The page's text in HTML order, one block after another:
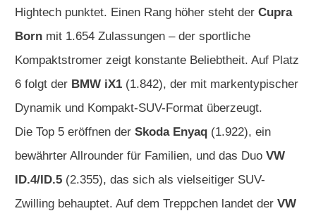
Hightech punktet. Einen Rang höher steht der Cupra
Born mit 1.654 Zulassungen – der sportliche
Kompaktstromer zeigt konstante Beliebtheit. Auf Platz
6 folgt der BMW iX1 (1.842), der mit markentypischer
Dynamik und Kompakt-SUV-Format überzeugt.
Die Top 5 eröffnen der Skoda Enyaq (1.922), ein
bewährter Allrounder für Familien, und das Duo VW
ID.4/ID.5 (2.355), das sich als vielseitiger SUV-
Zwilling behauptet. Auf dem Treppchen landet der VW